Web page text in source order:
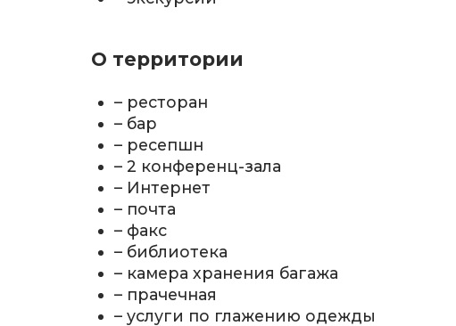
О территории
– ресторан
– бар
– ресепшн
– 2 конференц-зала
– Интернет
– почта
– факс
– библиотека
– камера хранения багажа
– прачечная
– услуги по глажению одежды